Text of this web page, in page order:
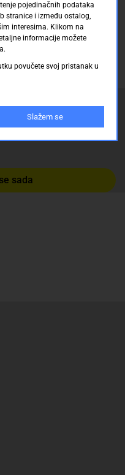
i uvijek prvi primajte
najnovije vijesti i
sada
pojedinačnih podataka
stranice i između ostalog,
interesima. Klikom na
informacije možete
povučete svoj pristanak u
Slažem se